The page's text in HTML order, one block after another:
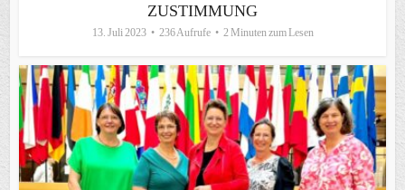
ZUSTIMMUNG
13. Juli 2023 236 Aufrufe 2 Minuten zum Lesen